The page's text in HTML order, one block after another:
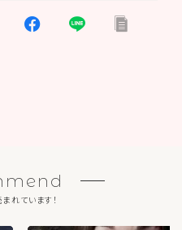
れています！